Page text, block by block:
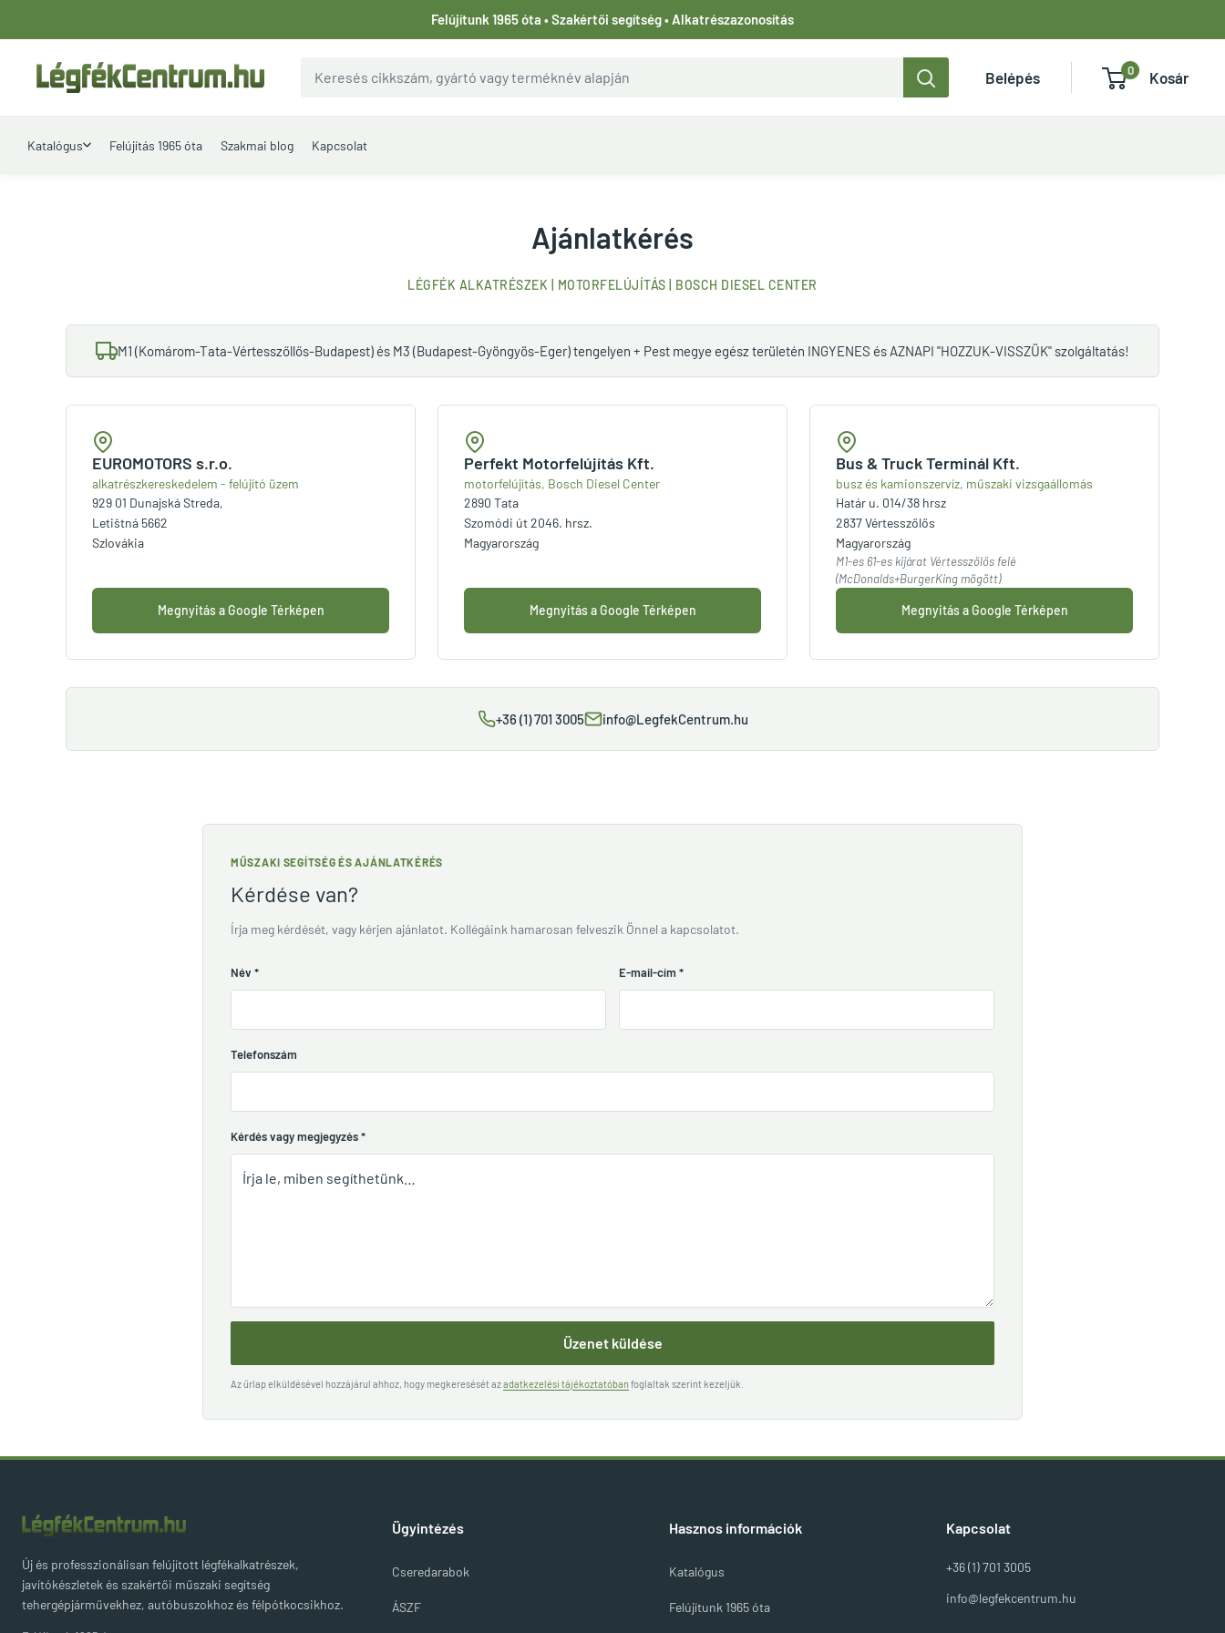
a
tartalomhoz
Felújítunk 1965 óta • Szakértői segítség • Alkatrészazonosítás
LegfekCentrum.hu Belépés 0 Kosár
Katalógus Felújítás 1965 óta Szakmai blog Kapcsolat
Ajánlatkérés
LÉGFÉK ALKATRÉSZEK | MOTORFELÚJÍTÁS | BOSCH DIESEL CENTER
M1 (Komárom-Tata-Vértesszőllős-Budapest) és M3 (Budapest-Gyöngyös-Eger) tengelyen + Pest megye egész területén INGYENES és AZNAPI "HOZZUK-VISSZÜK" szolgáltatás!
EUROMOTORS s.r.o.
alkatrészkereskedelem - felújító üzem
929 01 Dunajská Streda,
Letištná 5662
Szlovákia
Megnyitás a Google Térképen
Perfekt Motorfelújítás Kft.
motorfelújítás, Bosch Diesel Center
2890 Tata
Szomódi út 2046. hrsz.
Magyarország
Megnyitás a Google Térképen
Bus & Truck Terminál Kft.
busz és kamionszervíz, műszaki vizsgaállomás
Határ u. 014/38 hrsz
2837 Vértesszőlős
Magyarország
M1-es 61-es kijárat Vértesszőlős felé
(McDonalds+BurgerKing mögött)
Megnyitás a Google Térképen
+36 (1) 701 3005 info@LegfekCentrum.hu
MŰSZAKI SEGÍTSÉG ÉS AJÁNLATKÉRÉS
Kérdése van?
Írja meg kérdését, vagy kérjen ajánlatot. Kollégáink hamarosan felveszik Önnel a kapcsolatot.
Név * E-mail-cím *
Telefonszám
Kérdés vagy megjegyzés*
Üzenet küldése
Az űrlap elküldésével hozzájárul ahhoz, hogy megkeresését azadatkezelési tájékoztatóban foglaltak szerint kezeljük.
Új és professzionálisan felújított légfékalkatrészek,
javítókészletek és szakértői műszaki segítség
tehergépjárművekhez, autóbuszokhoz és félpótkocsikhoz.
Ügyintézés
Cseredarabok
ÁSZF
Hasznos információk
Katalógus
Felújítunk 1965 óta
Kapcsolat
+36 (1) 701 3005
info@legfekcentrum.hu